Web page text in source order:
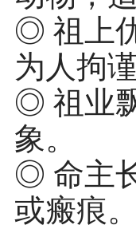
◎ 祖上
为人拘
◎ 祖业
象。
◎ 命主
或瘢痕。